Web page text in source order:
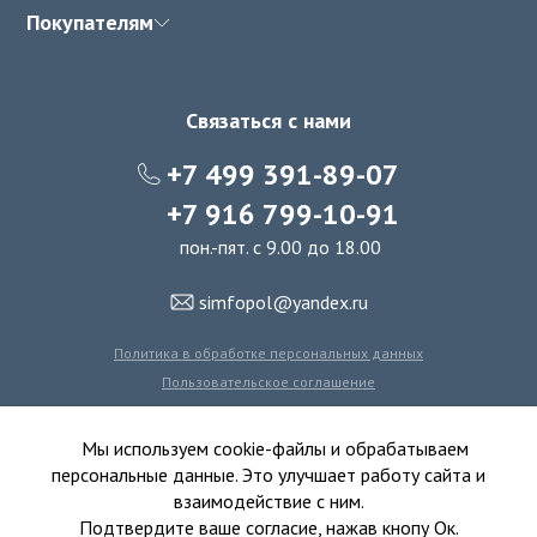
Покупателям
Связаться с нами
+7 499 391-89-07
+7 916 799-10-91
пон.-пят. с 9.00 до 18.00
simfopol@yandex.ru
Политика в обработке персональных данных
Пользовательское соглашение
Политика использования файлов cookie
© 2016-2026 Симфония Пола - интернет-магазин
Мы используем cookie-файлы и обрабатываем
персональные данные. Это улучшает работу сайта и
взаимодействие с ним.
Подтвердите ваше согласие, нажав кнопу Ок.